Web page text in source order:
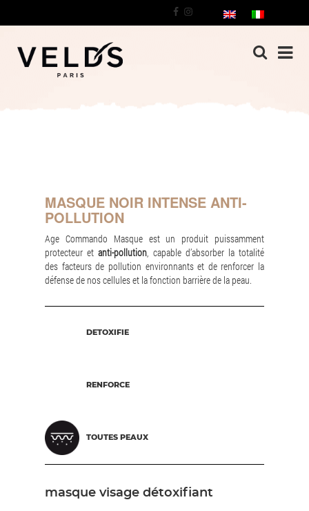
MASQUE NOIR INTENSE ANTI-
POLLUTION
Age Commando Masque est un produit puissamment
protecteur etanti-pollution, capable d’absorber la totalité
des facteurs de pollution environnants et de renforcer la
défense de nos cellules et la fonction barrière de la peau.
DETOXIFIE
RENFORCE
TOUTES PEAUX
masque visage détoxifiant